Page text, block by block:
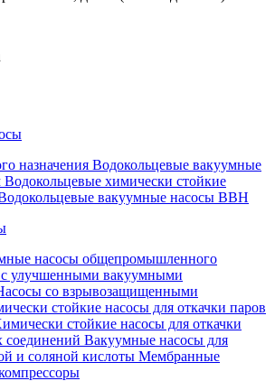
назначения Водокольцевые вакуумные
Водокольцевые химически стойкие
вакуумные насосы ВВН
насосы общепромышленного
улучшенными вакуумными
со взрывозащищенными
стойкие насосы для откачки паров
стойкие насосы для откачки
соединений Вакуумные насосы для
и соляной кислоты Мембранные